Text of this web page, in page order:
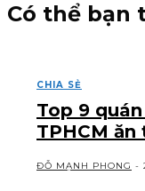
Có thể bạn
CHIA SẺ
Top 9
TPHCM
ĐỖ MẠNH PHONG -